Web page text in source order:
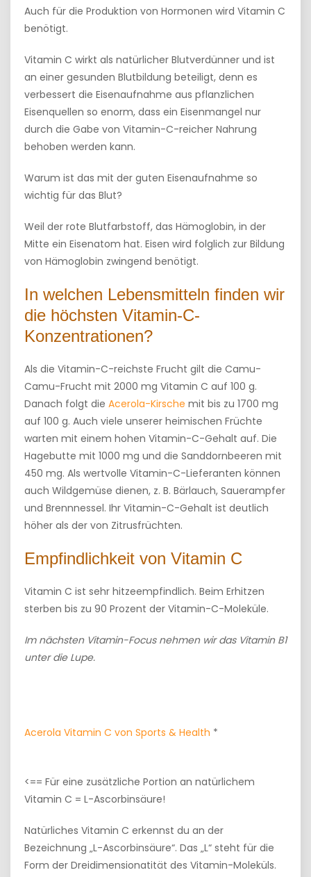
Auch für die Produktion von Hormonen wird Vitamin C
benötigt.
Vitamin C wirkt als natürlicher Blutverdünner und ist
an einer gesunden Blutbildung beteiligt, denn es
verbessert die Eisenaufnahme aus pflanzlichen
Eisenquellen so enorm, dass ein Eisenmangel nur
durch die Gabe von Vitamin-C-reicher Nahrung
behoben werden kann.
Warum ist das mit der guten Eisenaufnahme so
wichtig für das Blut?
Weil der rote Blutfarbstoff, das Hämoglobin, in der
Mitte ein Eisenatom hat. Eisen wird folglich zur Bildung
von Hämoglobin zwingend benötigt.
In welchen Lebensmitteln finden wir
die höchsten Vitamin-C-
Konzentrationen?
Als die Vitamin-C-reichste Frucht gilt die Camu-
Camu-Frucht mit 2000 mg Vitamin C auf 100 g.
Danach folgt die Acerola-Kirsche mit bis zu 1700 mg
auf 100 g. Auch viele unserer heimischen Früchte
warten mit einem hohen Vitamin-C-Gehalt auf. Die
Hagebutte mit 1000 mg und die Sanddornbeeren mit
450 mg. Als wertvolle Vitamin-C-Lieferanten können
auch Wildgemüse dienen, z. B. Bärlauch, Sauerampfer
und Brennnessel. Ihr Vitamin-C-Gehalt ist deutlich
höher als der von Zitrusfrüchten.
Empfindlichkeit von Vitamin C
Vitamin C ist sehr hitzeempfindlich. Beim Erhitzen
sterben bis zu 90 Prozent der Vitamin-C-Moleküle.
Im nächsten Vitamin-Focus nehmen wir das Vitamin B1
unter die Lupe.
Acerola Vitamin C von Sports & Health *
<== Für eine zusätzliche Portion an natürlichem
Vitamin C = L-Ascorbinsäure!
Natürliches Vitamin C erkennst du an der
Bezeichnung „L-Ascorbinsäure“. Das „L“ steht für die
Form der Dreidimensionatität des Vitamin-Moleküls.